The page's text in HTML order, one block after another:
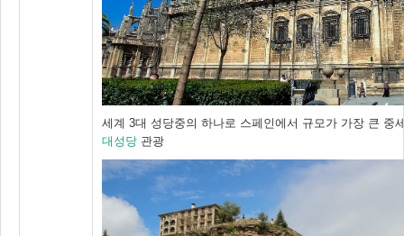
세계 3대 성당중의 하나로 스페인에서 규모가 가장 큰 중
대성당 관광